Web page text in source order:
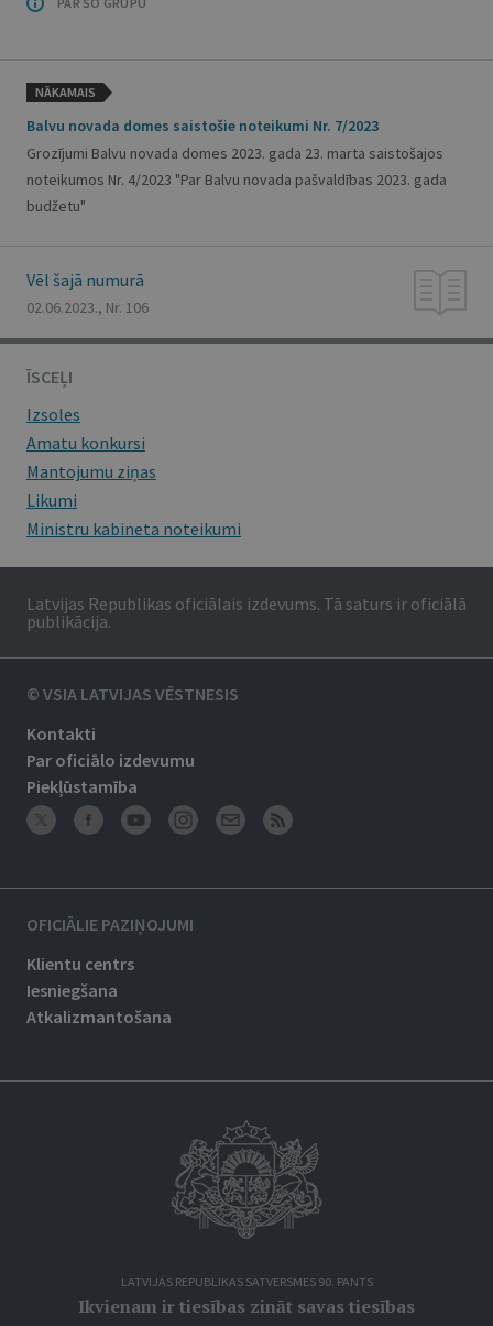
NĀKAMAIS
Balvu novada domes saistošie noteikumi Nr. 7/2023
Grozījumi Balvu novada domes 2023. gada 23. marta saistošajos
noteikumos Nr. 4/2023 "Par Balvu novada pašvaldības 2023. gada
budžetu"
Vēl šajā numurā
02.06.2023., Nr. 106
ĪSCEĻI
Izsoles
Amatu konkursi
Mantojumu ziņas
Likumi
Ministru kabineta noteikumi
Latvijas Republikas oficiālais izdevums. Tā saturs ir oficiālā
publikācija.
© VSIA LATVIJAS VĒSTNESIS
Kontakti
Par oficiālo izdevumu
Piekļūstamība
OFICIĀLIE PAZIŅOJUMI
Klientu centrs
Iesniegšana
Atkalizmantošana
LATVIJAS REPUBLIKAS SATVERSMES 90. PANTS
Ikvienam ir tiesības zināt savas tiesības